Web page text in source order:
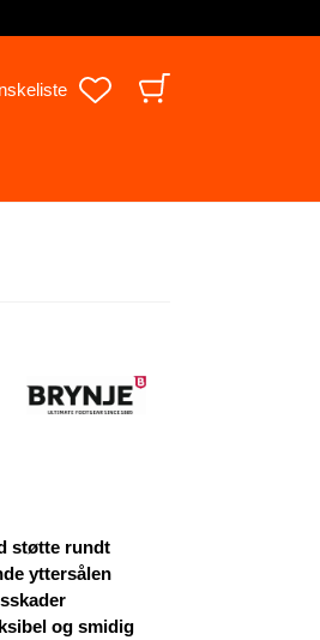
støtte rundt
yttersålen
og smidig